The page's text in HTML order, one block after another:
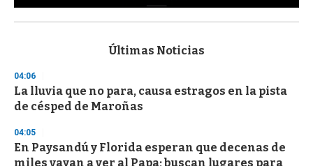
s
d
s
o
f
3
s
Últimas Noticias
04:06
La lluvia que no para, causa estragos en la pista
de césped de Maroñas
04:05
En Paysandú y Florida esperan que decenas de
miles vayan a ver al Papa; buscan lugares para